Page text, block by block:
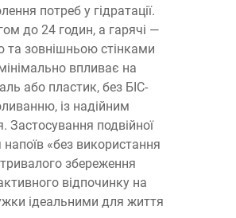
потреб у гідратації.
до 24 годин, а гарячі —
та зовнішньою стінками
впливає на
або пластик, без БІС-
із надійним
подвійної
«без використання
збереження
відпочинку на
ідеальними для життя